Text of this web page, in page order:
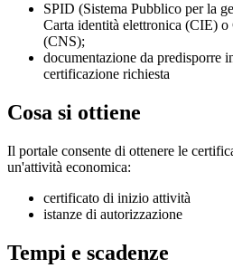
SPID (Sistema Pubblico per la
Carta identità elettronica (CIE)
(CNS);
documentazione da predisporre
certificazione richiesta
Cosa si ottiene
Il portale consente di ottenere le
un'attività economica:
certificato di inizio attività
istanze di autorizzazione
Tempi e scadenze